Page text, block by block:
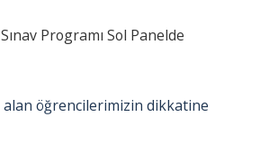
Programı Sol Panelde
öğrencilerimizin dikkatine